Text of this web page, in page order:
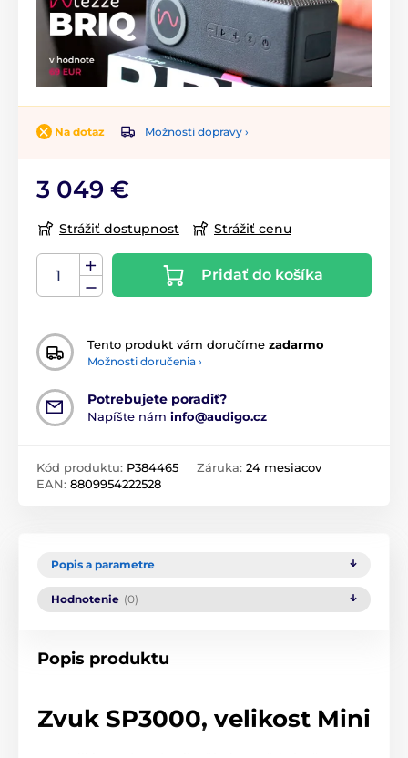
Na dotaz Možnosti dopravy ›
3 049 €
Strážiť dostupnosť Strážiť cenu
Pridať do košíka
Tento produkt vám doručíme zadarmo
Možnosti doručenia ›
Potrebujete poradiť?
Napíšte nám info@audigo.cz
Kód produktu: P384465
EAN: 8809954222528
Záruka: 24 mesiacov
Popis a parametre
Hodnotenie (0)
Popis produktu
Zvuk SP3000, velikost Mini